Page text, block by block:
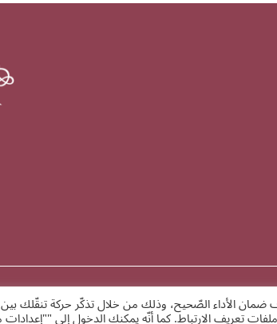
ضمان الأداء الصّحيح، وذلك من خلال تذكّر حركة تنقّلك
تعريف الارتباط. كما أنّه يمكنك الدخول إلى